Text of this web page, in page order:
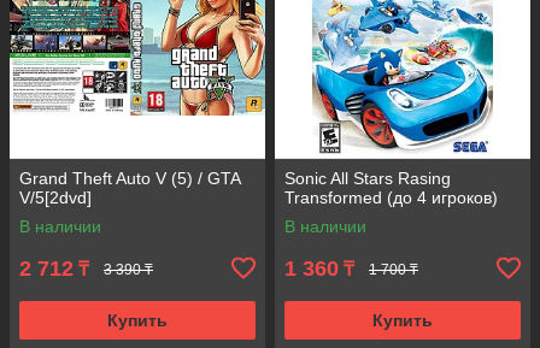
Grand Theft Auto V (5) / GTA
V/5[2dvd]
В наличии
2 712 ₸ 3 390 ₸
Купить
Sonic All Stars Rasing
Transformed (до 4 игроков)
В наличии
1 360 ₸ 1 700 ₸
Купить